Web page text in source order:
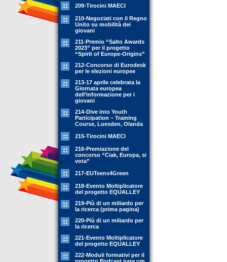
209-Tirocini MAECI
210-Negoziati con il Regno
Unito su mobilità dei
giovani
211-Premio “Salto Awards
2023” per il progetto
“Spirit of Europe-Origins”
212-Concorso di Eurodesk
per le elezioni europee
213-17 aprile celebrata la
Giornata europea
dell’informazione per i
giovani
214-Dive into Youth
Participation – Training
Course, Luesden, Olanda
215-Tirocini MAECI
216-Premiazione del
concorso “Ciak, Europa, si
vota”
217-EUTeens4Green
218-Evento Moltiplicatore
del progetto EQUALLEY
219-Più di un miliardo per
la ricerca (prima pagina)
220-Più di un miliardo per
la ricerca
221-Evento Moltiplicatore
del progetto EQUALLEY
222-Moduli formativi per il